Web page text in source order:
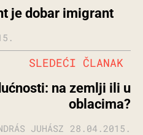
je dobar imigrant
na zemlji ili u
oblacima?
SLEDEĆI ČLANAK
JUHÁSZ 28.04.2015.